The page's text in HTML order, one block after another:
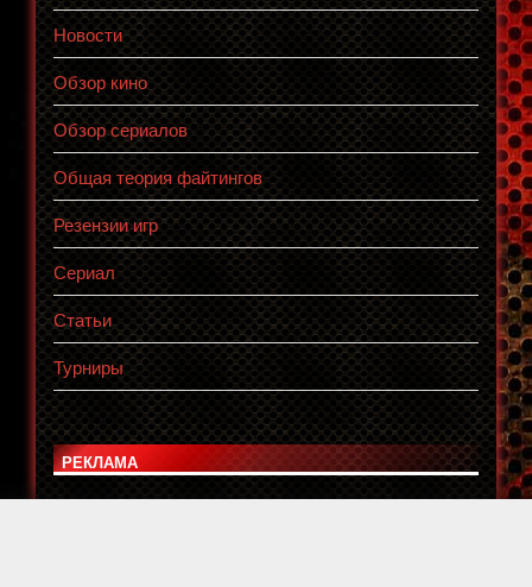
Новости
Обзор кино
Обзор сериалов
Общая теория файтингов
Резензии игр
Сериал
Статьи
Турниры
РЕКЛАМА